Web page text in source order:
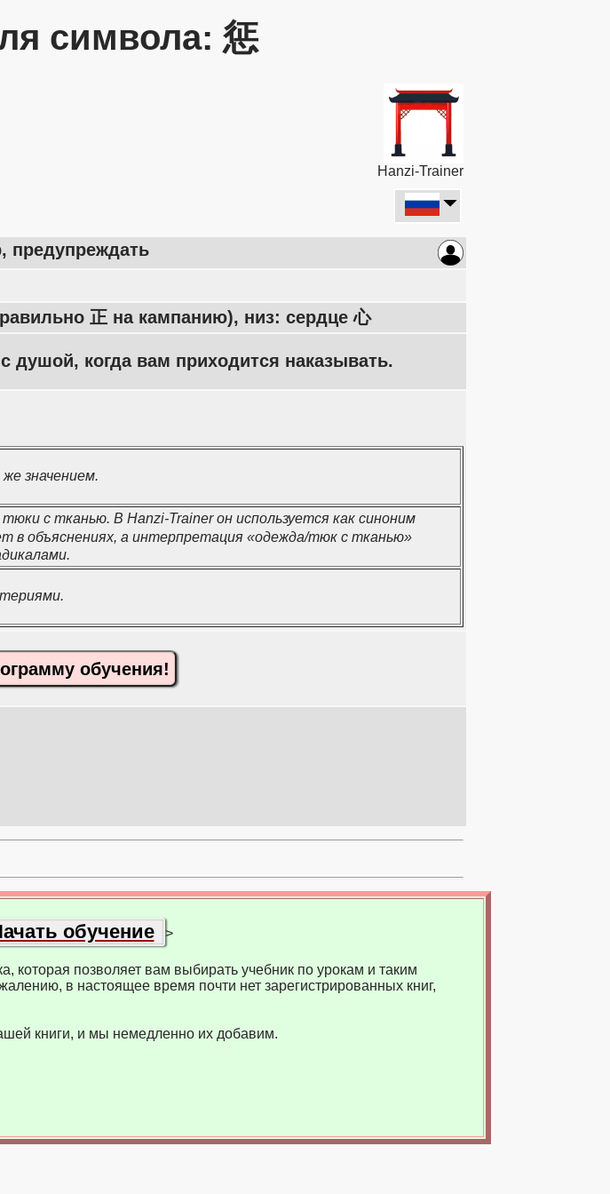
символа: 惩
Hanzi-Trainer
предупреждать
正 на кампанию), низ: сердце 心
душой, когда вам приходится наказывать.
значением.
с тканью. В Hanzi-Trainer он используется как синоним
в объяснениях, а интерпретация «одежда/тюк с тканью»
обучения!
обучение >
которая позволяет вам выбирать учебник по урокам и таким
в настоящее время почти нет зарегистрированных книг,
книги, и мы немедленно их добавим.